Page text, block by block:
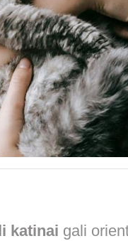
katinai gali